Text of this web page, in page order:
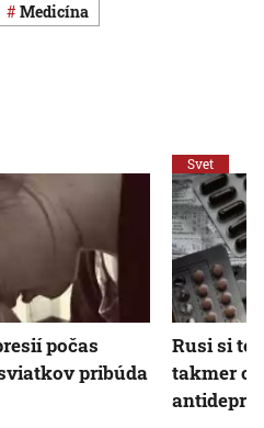
medicína
počas
pribúda
Svet
Rusi si
takmer o